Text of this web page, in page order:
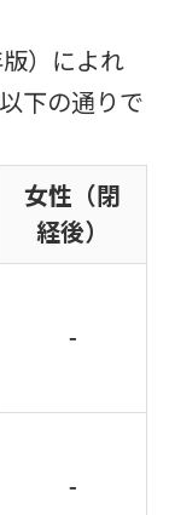
）によれ
下の通りで
女性（閉
経後）
-
-